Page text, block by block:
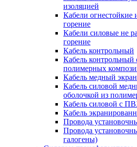
изоляцией
Кабели огнестойкие
горение
Кабели силовые не
горение
Кабель контрольный
Кабель контрольный
полимерных
Кабель медный
Кабель силовой
оболочкой из
Кабель силовой с
Кабель
Провода
Провода
галогены)